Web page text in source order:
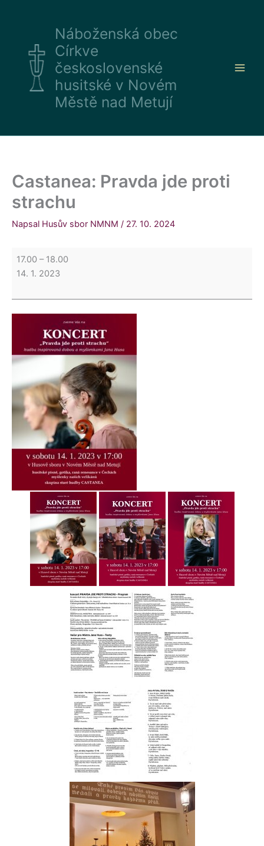
Náboženská obec
Církve
československé
husitské v Novém
Městě nad Metují
Castanea: Pravda jde proti
strachu
Napsal Husův sbor NMNM / 27. 10. 2024
proti
strachu
17.00 – 18.00
14. 1. 2023